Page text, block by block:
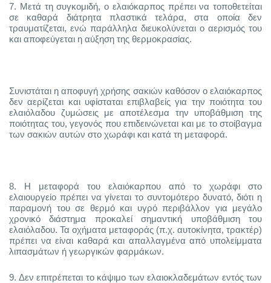
7. Μετά τη συγκομιδή, ο ελαιόκαρπος πρέπει να τοποθετείται
σε καθαρά διάτρητα πλαστικά τελάρα, στα οποία δεν
τραυματίζεται, ενώ παράλληλα διευκολύνεται ο αερισμός του
και αποφεύγεται η αύξηση της θερμοκρασίας.
Συνιστάται η αποφυγή χρήσης σακιών καθόσον ο ελαιόκαρπος
δεν αερίζεται και υφίσταται επιβλαβείς για την ποιότητα του
ελαιόλαδου ζυμώσεις με αποτέλεσμα την υποβάθμιση της
ποιότητας του, γεγονός που επιδεινώνεται και με το στοίβαγμα
των σακιών αυτών στο χωράφι και κατά τη μεταφορά.
8.
Η μεταφορά του ελαιόκαρπου από το χωράφι στο
ελαιουργείο πρέπει να γίνεται το συντομότερο δυνατό, διότι η
παραμονή του σε θερμό και υγρό περιβάλλον για μεγάλο
χρονικό διάστημα προκαλεί σημαντική υποβάθμιση του
ελαιόλαδου. Τα οχήματα μεταφοράς (π.χ. αυτοκίνητα, τρακτέρ)
πρέπει να είναι καθαρά και απαλλαγμένα από υπολείμματα
λιπασμάτων ή γεωργικών φαρμάκων.
9. Δεν επιτρέπεται το κάψιμο των ελαιοκλαδεμάτων εντός των